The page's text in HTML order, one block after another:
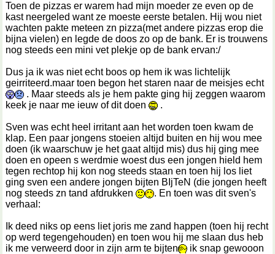
Toen de pizzas er warem had mijn moeder ze even op de
kast neergeled want ze moeste eerste betalen. Hij wou niet
wachten pakte meteen zn pizza(met andere pizzas erop die
bijna vielen) en legde de doos zo op de bank. Er is trouwens
nog steeds een mini vet plekje op de bank ervan:/
Dus ja ik was niet echt boos op hem ik was lichtelijk
geirriteerd.maar toen begon het staren naar de meisjes echt
. Maar steeds als je hem pakte ging hij zeggen waarom
keek je naar me ieuw of dit doen
.
Sven was echt heel irritant aan het worden toen kwam de
klap. Een paar jongens stoeien altijd buiten en hij wou mee
doen (ik waarschuw je het gaat altijd mis) dus hij ging mee
doen en opeen s werdmie woest dus een jongen hield hem
tegen rechtop hij kon nog steeds staan en toen hij los liet
ging sven een andere jongen bijten BIjTeN (die jongen heeft
nog steeds zn tand afdrukken
. En toen was dit sven's
verhaal:
Ik deed niks op eens liet joris me zand happen (toen hij recht
op werd tegengehouden) en toen wou hij me slaan dus heb
ik me verweerd door in zijn arm te bijten
ik snap gewooon